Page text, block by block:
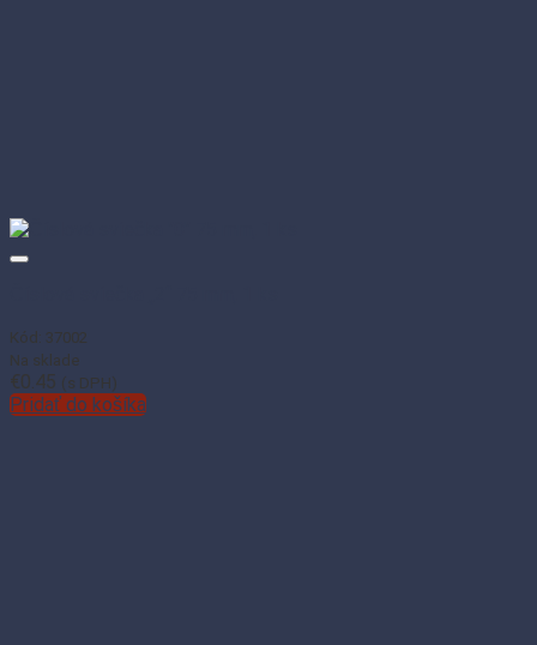
Kód: 37002
Na sklade
€0.45 (s DPH)
Pridať do košíka